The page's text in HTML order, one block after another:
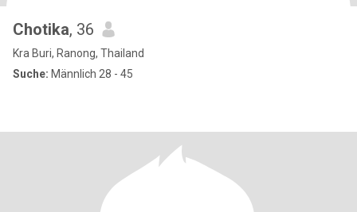
Chotika, 36
Kra Buri, Ranong, Thailand
Suche: Männlich 28 - 45